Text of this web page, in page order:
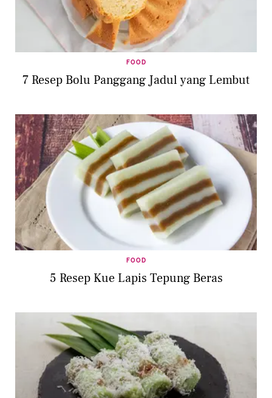
FOOD
7 Resep Bolu Panggang Jadul yang Lembut
FOOD
5 Resep Kue Lapis Tepung Beras